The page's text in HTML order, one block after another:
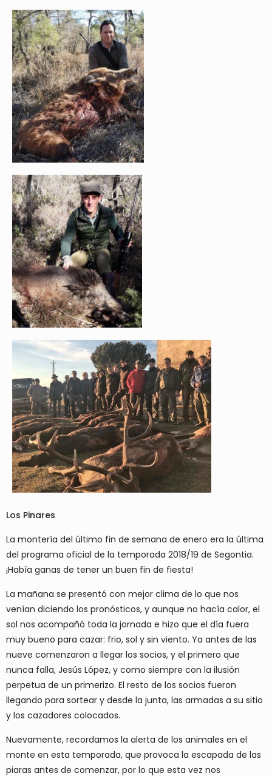
Los Pinares
La montería del último fin de semana de enero era la última
del programa oficial de la temporada 2018/19 de Segontia.
¡Había ganas de tener un buen fin de fiesta!
La mañana se presentó con mejor clima de lo que nos
venían diciendo los pronósticos, y aunque no hacía calor, el
sol nos acompañó toda la jornada e hizo que el día fuera
muy bueno para cazar: frio, sol y sin viento. Ya antes de las
nueve comenzaron a llegar los socios, y el primero que
nunca falla, Jesús López, y como siempre con la ilusión
perpetua de un primerizo. El resto de los socios fueron
llegando para sortear y desde la junta, las armadas a su sitio
y los cazadores colocados.
Nuevamente, recordamos la alerta de los animales en el
monte en esta temporada, que provoca la escapada de las
piaras antes de comenzar, por lo que esta vez nos